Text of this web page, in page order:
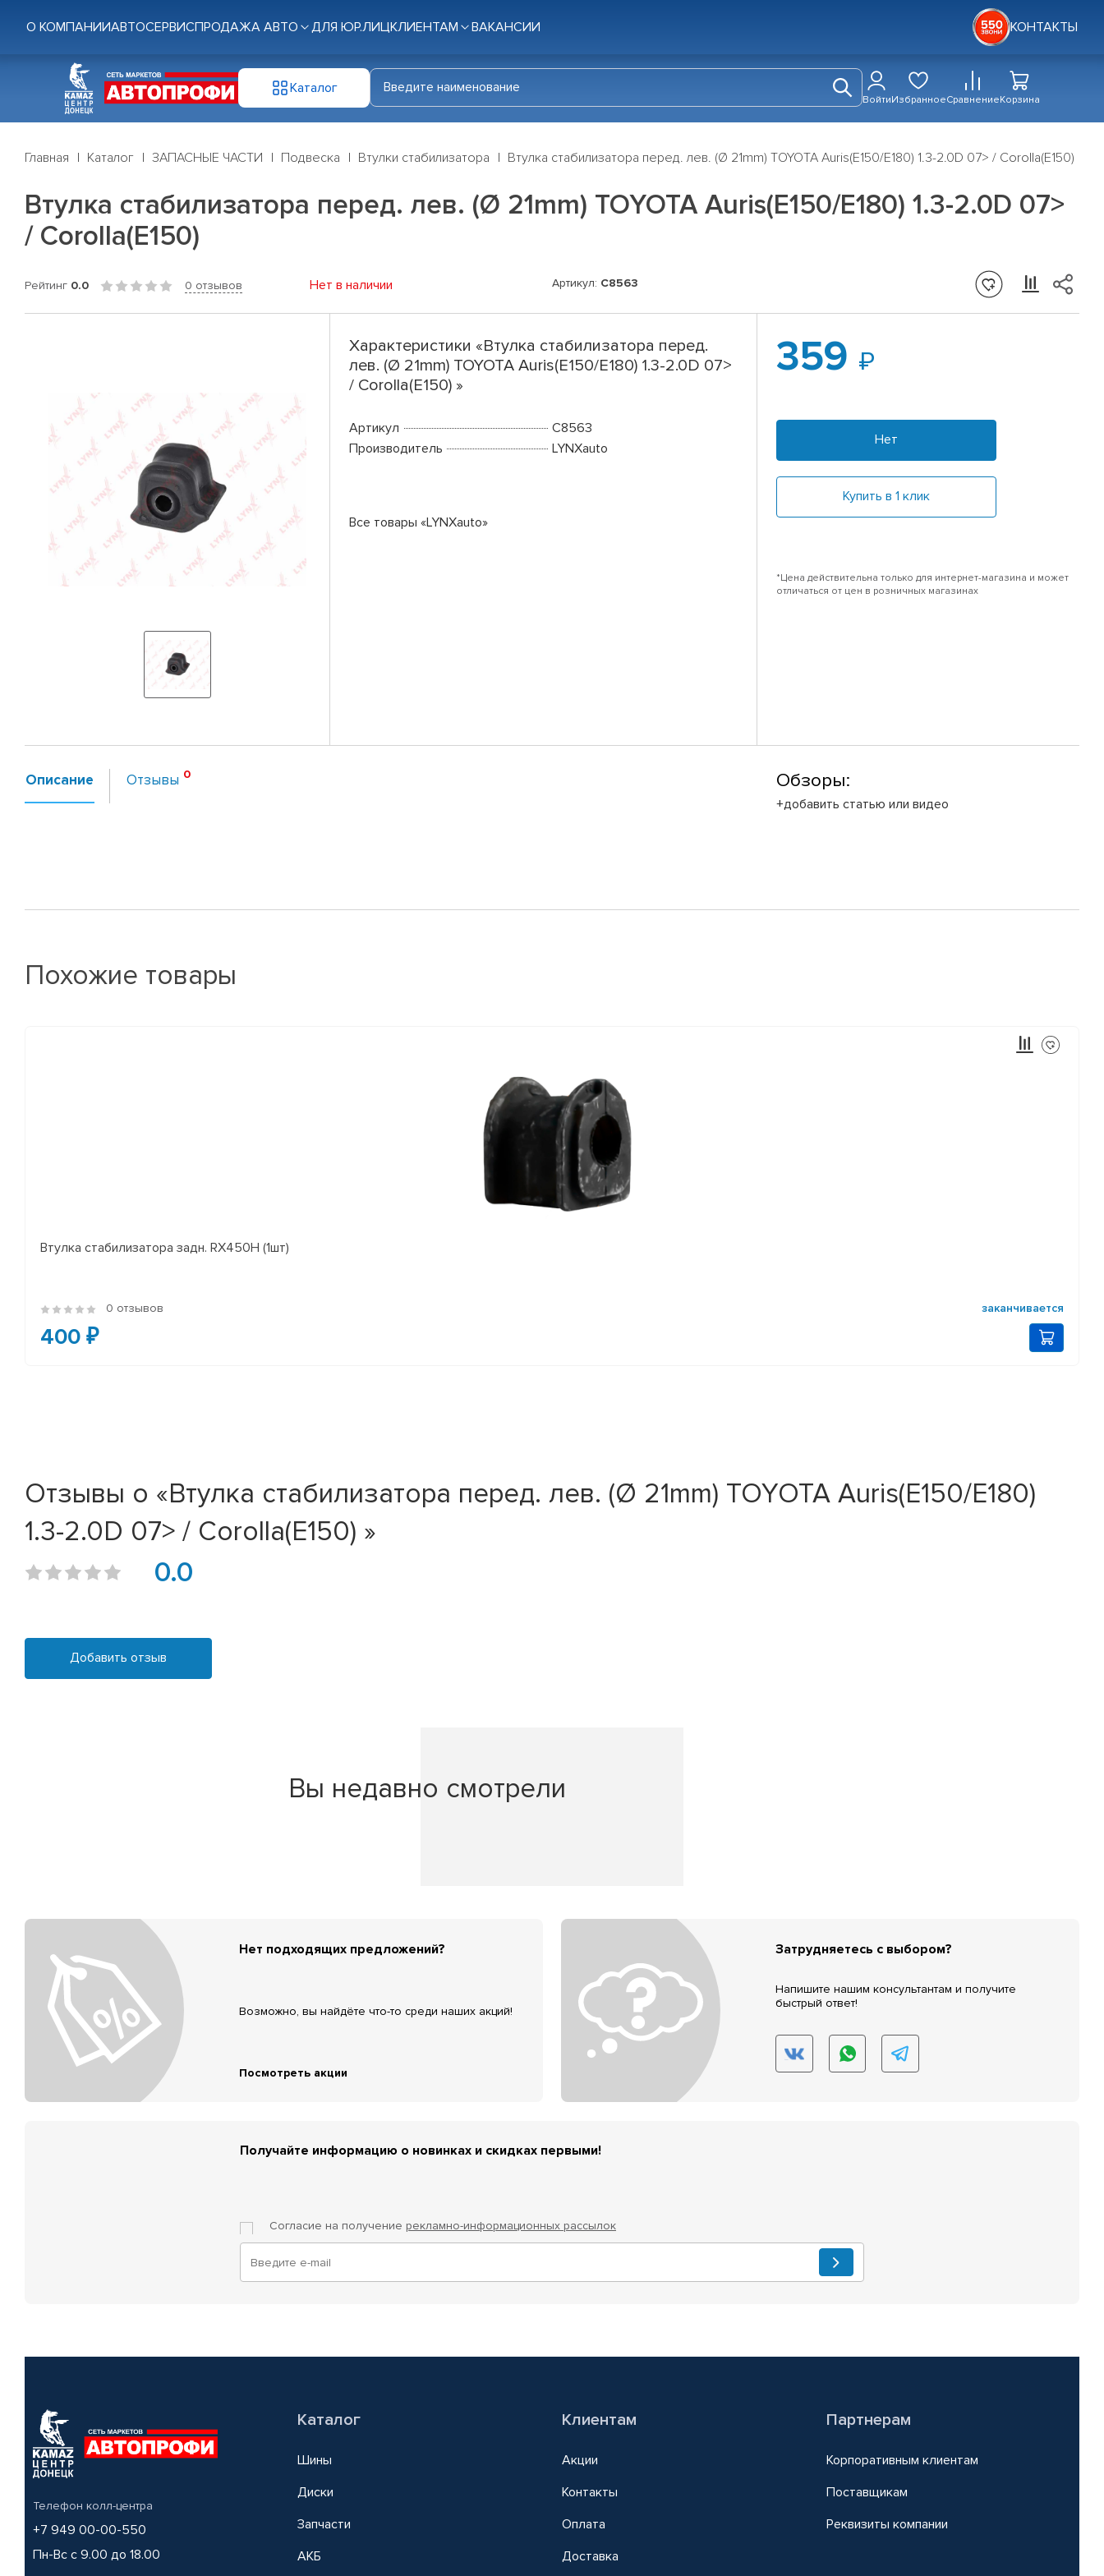
О КОМПАНИИАВТОСЕРВИСПРОДАЖА АВТО ДЛЯ ЮР.ЛИЦКЛИЕНТАМ ВАКАНСИИ КОНТАКТЫ
Каталог
ВойтиИзбранноеСравнениеКорзина
Главная Каталог ЗАПАСНЫЕ ЧАСТИ Подвеска Втулки стабилизатора Втулка стабилизатора перед. лев. (Ø 21mm) TOYOTA Auris(E150/E180) 1.3-2.0D 07> / Corolla(E150)
Втулка стабилизатора перед. лев. (Ø 21mm) TOYOTA Auris(E150/E180) 1.3-2.0D 07>
/ Corolla(E150)
Рейтинг 0.0 0 отзывов Нет в наличии Артикул: C8563
Характеристики «Втулка стабилизатора перед.
лев. (Ø 21mm) TOYOTA Auris(E150/E180) 1.3-2.0D 07>
/ Corolla(E150) »
Артикул
C8563
Производитель
LYNXauto
Все товары «LYNXauto»
359
Нет
Купить в 1 клик
*Цена действительна только для интернет-магазина и может
отличаться от цен в розничных магазинах
Описание Отзывы Обзоры:
+добавить статью или видео
Похожие товары
Втулка стабилизатора задн. RX450H (1шт)
0 отзывов заканчивается
400 ₽
Отзывы о «Втулка стабилизатора перед. лев. (Ø 21mm) TOYOTA Auris(E150/E180)
1.3-2.0D 07> / Corolla(E150) »
0.0
Добавить отзыв
Вы недавно смотрели
Нет подходящих предложений?
Возможно, вы найдёте что-то среди наших акций!
Посмотреть акции
Затрудняетесь с выбором?
Напишите нашим консультантам и получите
быстрый ответ!
Получайте информацию о новинках и скидках первыми!
Согласие на получение рекламно-информационных рассылок
Телефон колл-центра
+7 949 00-00-550
Пн-Вс с 9.00 до 18.00
Каталог
Шины
Диски
Запчасти
АКБ
Клиентам
Акции
Контакты
Оплата
Доставка
Партнерам
Корпоративным клиентам
Поставщикам
Реквизиты компании